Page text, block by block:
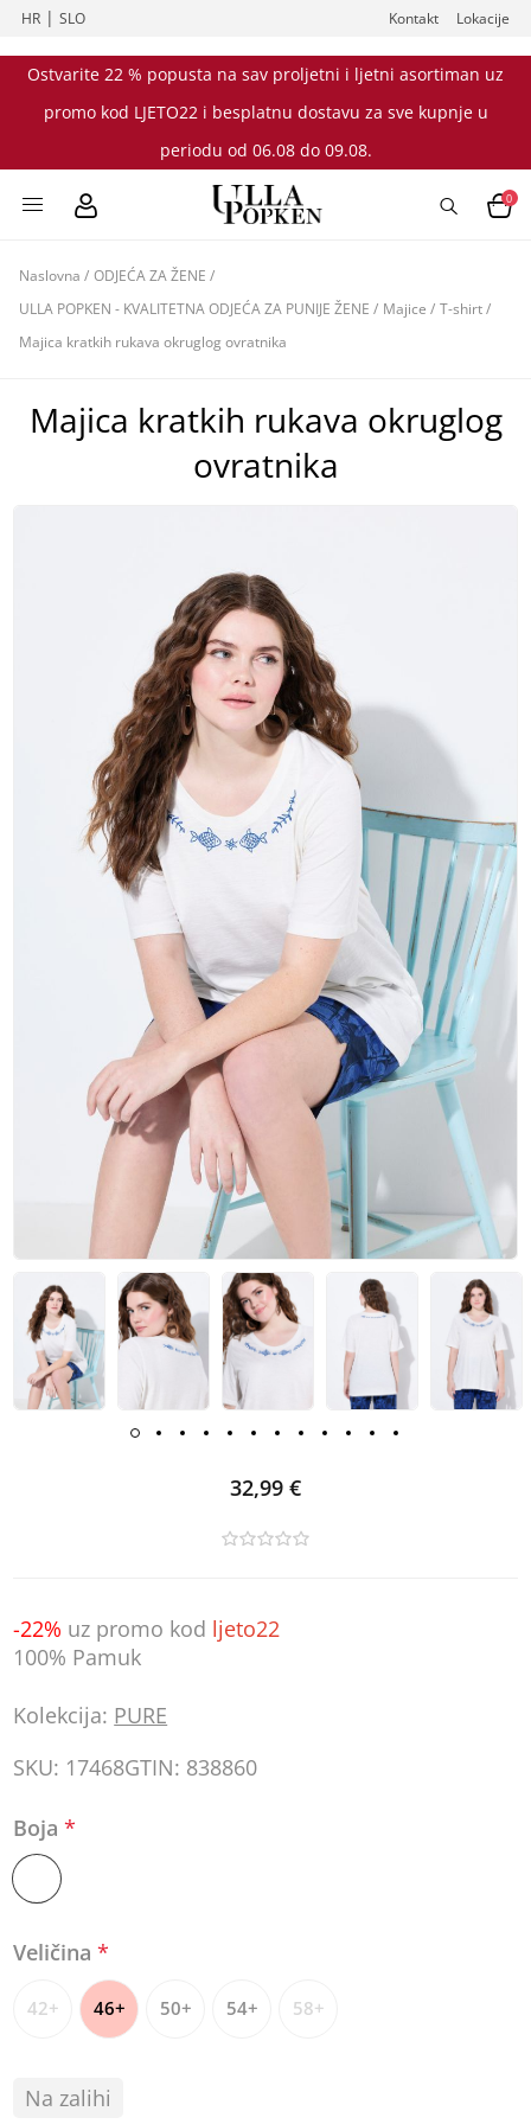
HR |SLO Kontakt Lokacije
Ostvarite 22 % popusta na sav proljetni i ljetni asortiman uz
promo kod LJETO22 i besplatnu dostavu za sve kupnje u
periodu od 06.08 do 09.08.
0
Naslovna / ODJEĆA ZA ŽENE /
ULLA POPKEN - KVALITETNA ODJEĆA ZA PUNIJE ŽENE / Majice / T-shirt/
Majica kratkih rukava okruglog ovratnika
Majica kratkih rukava okruglog
ovratnika
32,99 €
-22% uz promo kod ljeto22
100% Pamuk
Kolekcija: PURE
SKU: 17468GTIN: 838860
Boja*
Veličina*
42+ 46+ 50+ 54+ 58+
Na zalihi